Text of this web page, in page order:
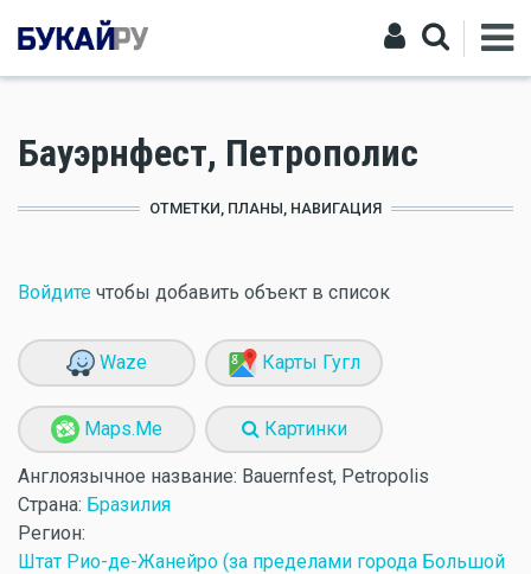
Бауэрнфест, Петрополис
ОТМЕТКИ, ПЛАНЫ, НАВИГАЦИЯ
Войдите чтобы добавить объект в список
Waze Карты Гугл
Maps.Me Картинки
Англоязычное название: Bauernfest, Petropolis
Страна: Бразилия
Регион:
Штат Рио-де-Жанейро (за пределами города Большой